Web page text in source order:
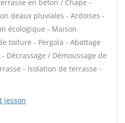
en béton / Chape -
deaux pluviales - Ardoises -
écologique - Maison
toiture - Pergola - Abattage
Décrassage / Démoussage de
- Isolation de terrasse -
jesson